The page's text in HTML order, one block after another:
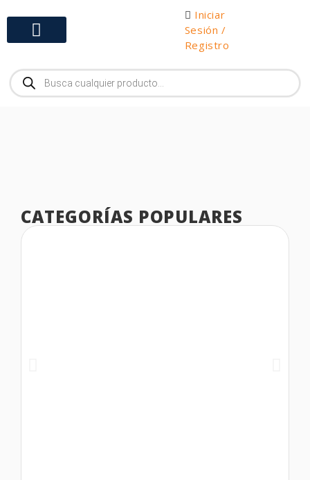
Iniciar
Sesión /
Registro
CATEGORÍAS POPULARES